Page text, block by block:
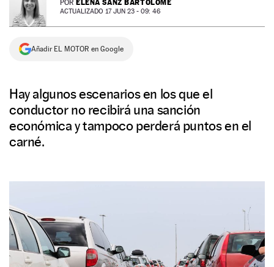
NEWSLETTER
SÍGUENOS
POR ELENA SANZ BARTOLOMÉ
ACTUALIZADO 17 JUN 23 - 09: 46
Añadir EL MOTOR en Google
Hay algunos escenarios en los que el
conductor no recibirá una sanción
económica y tampoco perderá puntos en el
carné.